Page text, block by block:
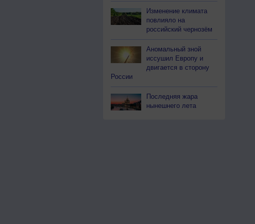
Изменение климата
повлияло на
российский чернозём
Аномальный зной
иссушил Европу и
двигается в сторону
России
Последняя жара
нынешнего лета